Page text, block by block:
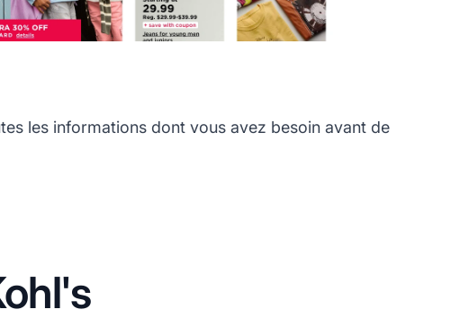
les informations dont vous avez besoin avant de